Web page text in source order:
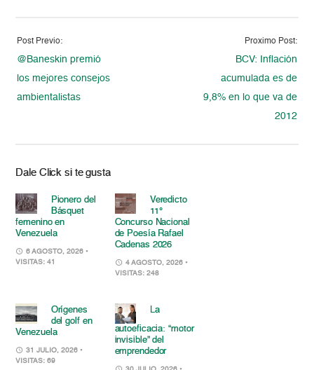
Post Previo:
@Baneskin premió
los mejores consejos
ambientalistas
Proximo Post:
BCV: Inflación
acumulada es de
9,8% en lo que va de
2012
Dale Click si te gusta
Pionero del
Básquet
femenino en
Venezuela
6 AGOSTO, 2026 •
VISITAS: 41
Veredicto
11°
Concurso Nacional
de Poesía Rafael
Cadenas 2026
4 AGOSTO, 2026 •
VISITAS: 248
Orígenes
del golf en
Venezuela
31 JULIO, 2026 •
VISITAS: 69
La
autoeficacia: “motor
invisible” del
emprendedor